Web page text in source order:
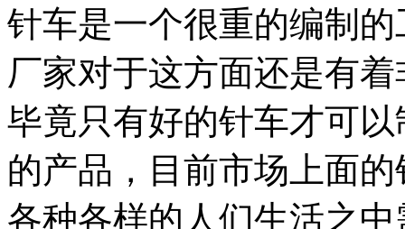
针车是一个很重的编制
厂家对于这方面还是有
毕竟只有好的针车才可
的产品，目前市场上面
各种各样的人们生活之